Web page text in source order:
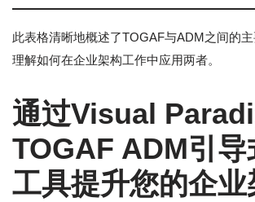
此表格清晰地概述了TOGAF与ADM之间的
理解如何在企业架构工作中应用两者。
通过Visual
TOGAF ADM引导
工具提升您的企业